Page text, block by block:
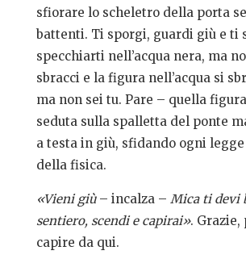
sfiorare lo scheletro della porta
battenti. Ti sporgi, guardi giù e ti
specchiarti nell’acqua nera, ma
sbracci e la figura nell’acqua si
ma non sei tu. Pare – quella
seduta sulla spalletta del ponte
a testa in giù, sfidando ogni legge
della fisica.
«Vieni giù– incalza – Mica ti devi
sentiero, scendi e capirai». Grazie,
capire da qui.